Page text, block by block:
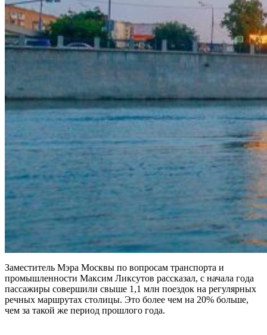
Заместитель Мэра Москвы по вопросам транспорта и
промышленности Максим Ликсутов рассказал, с начала года
пассажиры совершили свыше 1,1 млн поездок на регулярных
речных маршрутах столицы. Это более чем на 20% больше,
чем за такой же период прошлого года.